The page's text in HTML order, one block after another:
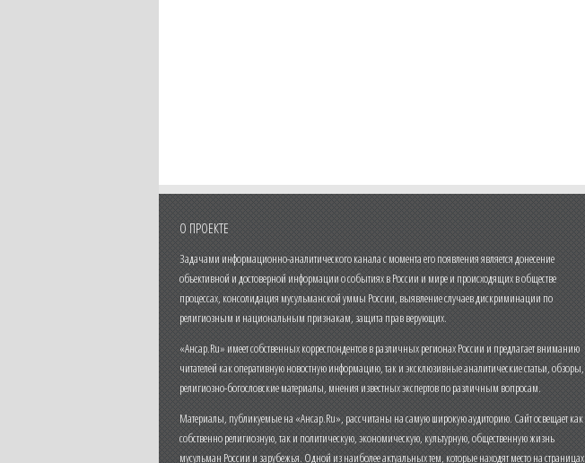
О ПРОЕКТЕ
Задачами информационно-аналитического канала с момента его появления является донесение
объективной и достоверной информации о событиях в России и мире и происходящих в обществе
процессах, консолидация мусульманской уммы России, выявление случаев дискриминации по
религиозным и национальным признакам, защита прав верующих.
«Ансар.Ru» имеет собственных корреспондентов в различных регионах России и предлагает вниманию
читателей как оперативную новостную информацию, так и эксклюзивные аналитические статьи, обзоры,
религиозно-богословские материалы, мнения известных экспертов по различным вопросам.
Материалы, публикуемые на «Ансар.Ru», рассчитаны на самую широкую аудиторию. Сайт освещает как
собственно религиозную, так и политическую, экономическую, культурную, общественную жизнь
мусульман России и зарубежья. Одной из наиболее актуальных тем, которые находят место на страницах